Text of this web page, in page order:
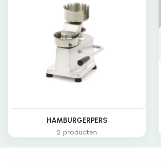
HAMBURGERPERS
2 producten